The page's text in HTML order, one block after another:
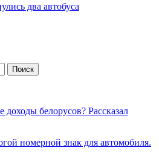
два автобуса
белорусов? Рассказал
номерной знак для автомобиля.